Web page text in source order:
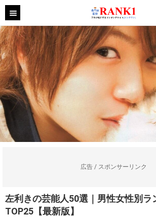
広告 / スポンサーリンク
左利きの芸能人50選｜男性女性別ラ
TOP25【最新版】